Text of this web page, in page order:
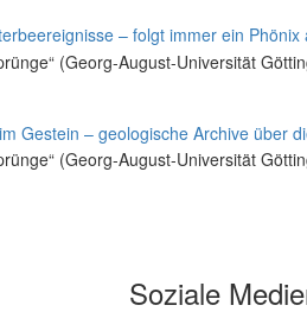
– folgt immer ein Phönix
(Georg-August-Universität
Gestein – geologische Archive über
(Georg-August-Universität
Soziale